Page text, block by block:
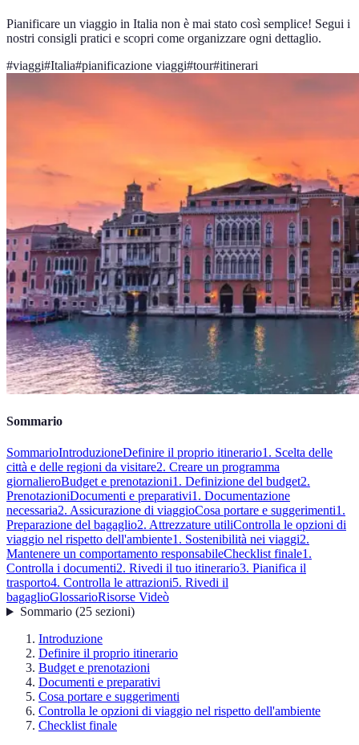
Pianificare un viaggio in Italia non è mai stato così semplice! Segui i
nostri consigli pratici e scopri come organizzare ogni dettaglio.
#viaggi#Italia#pianificazione viaggi#tour#itinerari
Sommario
SommarioIntroduzioneDefinire il proprio itinerario1. Scelta delle
città e delle regioni da visitare2. Creare un programma
giornalieroBudget e prenotazioni1. Definizione del budget2.
PrenotazioniDocumenti e preparativi1. Documentazione
necessaria2. Assicurazione di viaggioCosa portare e suggerimenti1.
Preparazione del bagaglio2. Attrezzature utiliControlla le opzioni di
viaggio nel rispetto dell'ambiente1. Sostenibilità nei viaggi2.
Mantenere un comportamento responsabileChecklist finale1.
Controlla i documenti2. Rivedi il tuo itinerario3. Pianifica il
trasporto4. Controlla le attrazioni5. Rivedi il
bagaglioGlossarioRisorse Videò
Sommario(25 sezioni)
Introduzione
Definire il proprio itinerario
Budget e prenotazioni
Documenti e preparativi
Cosa portare e suggerimenti
Controlla le opzioni di viaggio nel rispetto dell'ambiente
Checklist finale